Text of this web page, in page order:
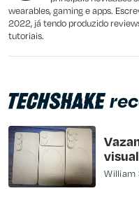
wearables, gaming e apps.
2022, já tendo produzido
tutoriais.
William